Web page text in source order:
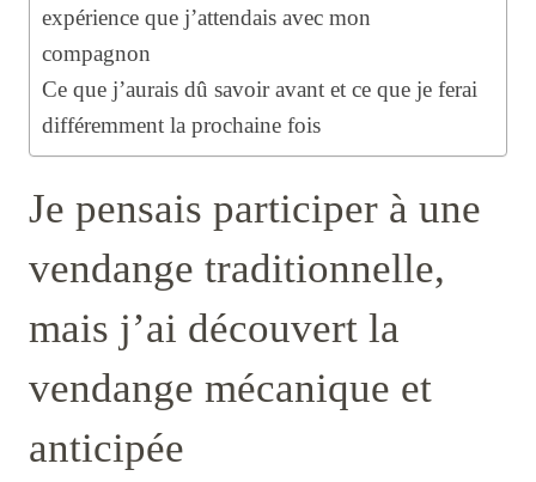
expérience que j’attendais avec mon
compagnon
Ce que j’aurais dû savoir avant et ce que je ferai
différemment la prochaine fois
Je pensais participer à une
vendange traditionnelle,
mais j’ai découvert la
vendange mécanique et
anticipée